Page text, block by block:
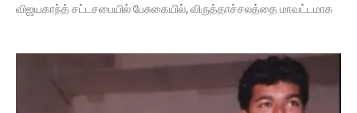
விஜயகாந்த் சட்டசபையில் பேசுகையில், விருத்தாச்சலத்தை மாவட்டமாக